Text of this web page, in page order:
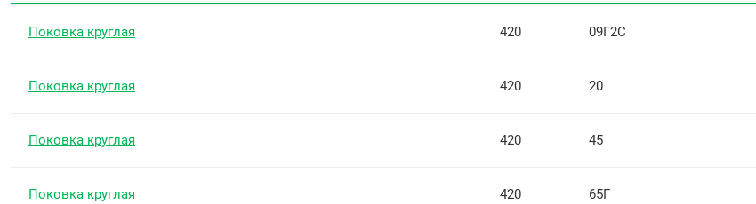
Поковка круглая 420 09Г2С
Поковка круглая 420 20
Поковка круглая 420 45
Поковка круглая 420 65Г